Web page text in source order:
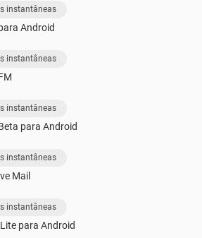
instantâneas
Android
instantâneas
instantâneas
para Android
instantâneas
Mail
instantâneas
para Android